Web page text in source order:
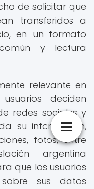
de solicitar que
transferidos a
en un formato
y lectura
relevante en
deciden
redes sociales y
su información,
fotos, entre
argentina
que los usuarios
sus datos